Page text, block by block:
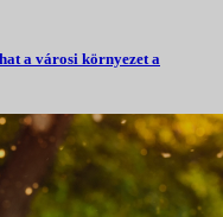
a városi környezet a